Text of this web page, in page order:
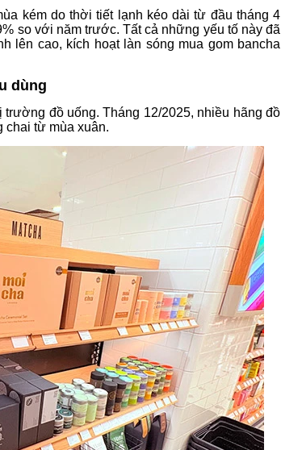
kém do thời tiết lạnh kéo dài từ đầu tháng 4
so với năm trước. Tất cả những yếu tố này đã
lên cao, kích hoạt làn sóng mua gom bancha
dùng
đồ uống. Tháng 12/2025, nhiều hãng đồ
chai từ mùa xuân.